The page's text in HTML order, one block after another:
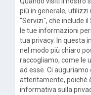
più in generale, utilizzi
"Servizi", che include
le tue informazioni
tua privacy. In questa
nel modo più chiaro
raccogliamo, come le
ad esse. Ci
attentamente, poiché
informativa sulla